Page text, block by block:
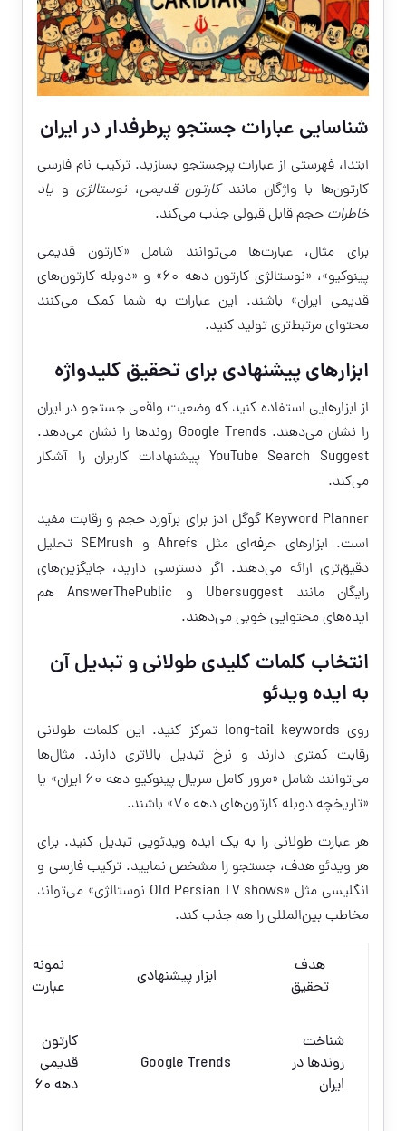
شناسایی عبارات جستجو پرطرفدار در ایران
ابتدا، فهرستی از عبارات پرجستجو بسازید. ترکیب نام فارسی
کارتون‌ها با واژگان مانندکارتون قدیمی، نوستالژیو یاد
خاطرات حجم قابل قبولی جذب می‌کند.
برای مثال، عبارت‌ها می‌توانند شامل «کارتون قدیمی
پینوکیو»، «نوستالژی کارتون دهه ۶۰» و «دوبله کارتون‌های
قدیمی ایران» باشند. این عبارات به شما کمک می‌کنند
محتوای مرتبط‌تری تولید کنید.
ابزارهای پیشنهادی برای تحقیق کلیدواژه
از ابزارهایی استفاده کنید که وضعیت واقعی جستجو در ایران
را نشان می‌دهند. Google Trends روندها را نشان می‌دهد.
YouTube Search Suggest پیشنهادات کاربران را آشکار
می‌کند.
Keyword Planner گوگل ادز برای برآورد حجم و رقابت مفید
است. ابزارهای حرفه‌ای مثل Ahrefs و SEMrush تحلیل
دقیق‌تری ارائه می‌دهند. اگر دسترسی دارید، جایگزین‌های
رایگان مانند Ubersuggest و AnswerThePublic هم
ایده‌های محتوایی خوبی می‌دهند.
انتخاب کلمات کلیدی طولانی و تبدیل آن
به ایده ویدئو
روی long-tail keywords تمرکز کنید. این کلمات طولانی
رقابت کمتری دارند و نرخ تبدیل بالاتری دارند. مثال‌ها
می‌توانند شامل «مرور کامل سریال پینوکیو دهه ۶۰ ایران» یا
«تاریخچه دوبله کارتون‌های دهه ۷۰» باشند.
هر عبارت طولانی را به یک ایده ویدئویی تبدیل کنید. برای
هر ویدئو هدف، جستجو را مشخص نمایید. ترکیب فارسی و
انگلیسی مثل «Old Persian TV shows نوستالژی» می‌تواند
مخاطب بین‌المللی را هم جذب کند.
هدف
تحقیق
ابزار پیشنهادی
نمونه
عبارت
شناخت
روندها در
ایران
Google Trends
کارتون
قدیمی
دهه ۶۰